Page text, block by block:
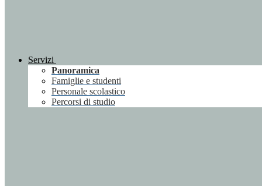
Servizi
Panoramica
Famiglie e studenti
Personale scolastico
Percorsi di studio